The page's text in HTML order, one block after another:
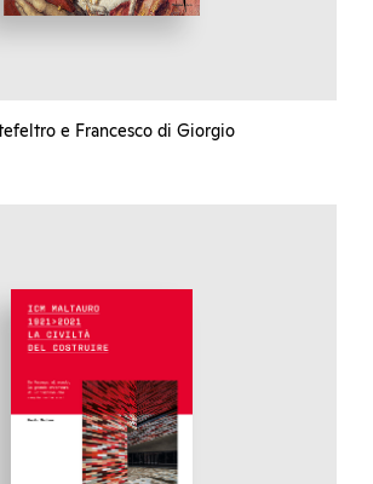
e Francesco di Giorgio